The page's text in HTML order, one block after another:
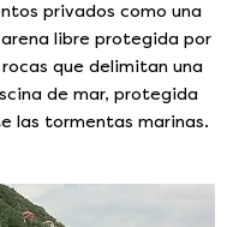
privados como una
libre protegida por
que delimitan una
de mar, protegida
las tormentas marinas.